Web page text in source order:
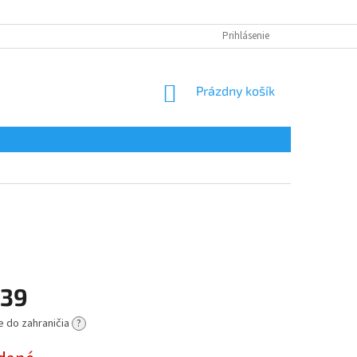
Prihlásenie
NÁKUPNÝ
Prázdny košík
do zahraničia ?